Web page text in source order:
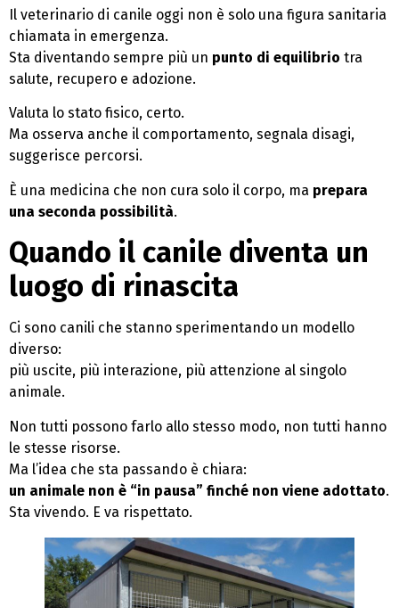
Il veterinario di canile oggi non è solo una figura sanitaria
chiamata in emergenza.
Sta diventando sempre più un punto di equilibrio tra
salute, recupero e adozione.
Valuta lo stato fisico, certo.
Ma osserva anche il comportamento, segnala disagi,
suggerisce percorsi.
È una medicina che non cura solo il corpo, ma prepara
una seconda possibilità.
Quando il canile diventa un
luogo di rinascita
Ci sono canili che stanno sperimentando un modello
diverso:
più uscite, più interazione, più attenzione al singolo
animale.
Non tutti possono farlo allo stesso modo, non tutti hanno
le stesse risorse.
Ma l’idea che sta passando è chiara:
un animale non è “in pausa” finché non viene adottato.
Sta vivendo. E va rispettato.